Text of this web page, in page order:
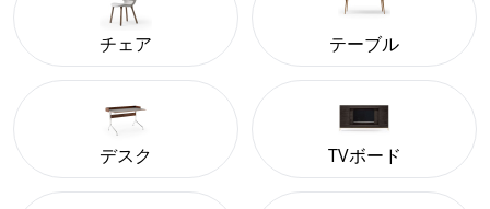
チェア テーブル
デスク TVボード